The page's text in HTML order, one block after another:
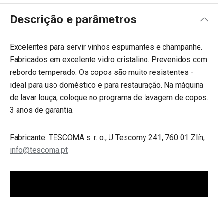
Descrição e parâmetros
Excelentes para servir vinhos espumantes e champanhe.
Fabricados em excelente vidro cristalino. Prevenidos com
rebordo temperado. Os copos são muito resistentes -
ideal para uso doméstico e para restauração. Na máquina
de lavar louça, coloque no programa de lavagem de copos.
3 anos de garantia.
Fabricante: TESCOMA s. r. o., U Tescomy 241, 760 01 Zlín;
info@tescoma.pt